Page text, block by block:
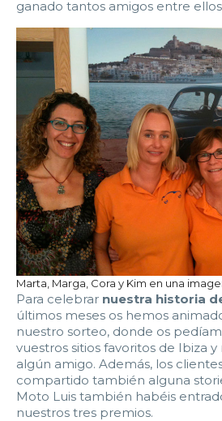
ganado tantos amigos entre
Marta, Marga, Cora y Kim en una
Para celebrar nuestra historia
últimos meses os hemos
nuestro sorteo, donde os
vuestros sitios favoritos de Ibiza y
algún amigo. Además, los
compartido también alguna
Moto Luis también habéis
nuestros tres premios.
10:00 10:30 11:00
12:00 12:30 13:00
14:00 14:30 15:00
16:00 16:30 17:00
18:00 18:30 19:00
20:00 20:30 21:00
22:00 22:30 23:00
Edad:
Promo code:
Reservar